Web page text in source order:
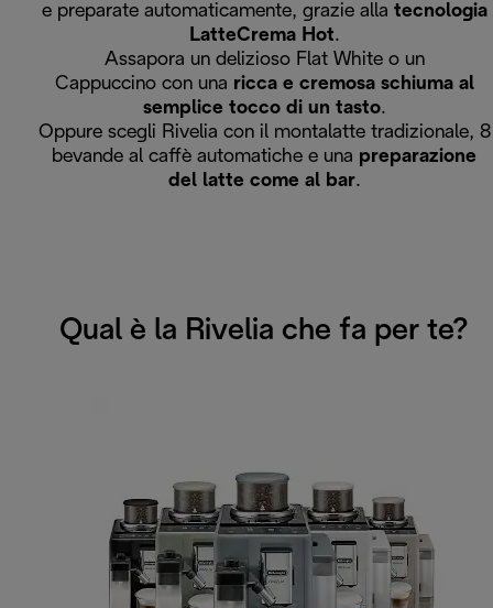
e preparate automaticamente, grazie alla tecnologia
LatteCrema Hot.
Assapora un delizioso Flat White o un
Cappuccino con una ricca e cremosa schiuma al
semplice tocco di un tasto.
Oppure scegli Rivelia con il montalatte tradizionale, 8
bevande al caffè automatiche e una preparazione
del latte come al bar.
Qual è la Rivelia che fa per te?